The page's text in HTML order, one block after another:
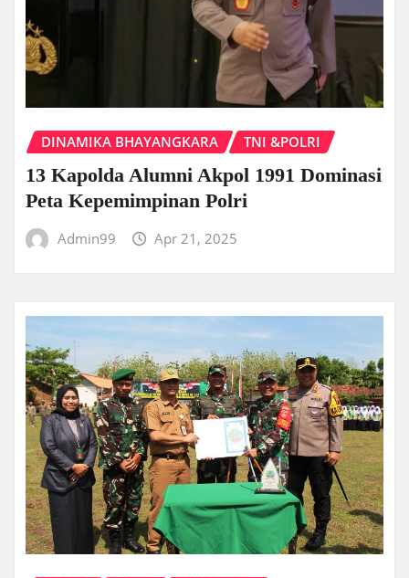
DINAMIKA BHAYANGKARA TNI &POLRI
13 Kapolda Alumni Akpol 1991 Dominasi
Peta Kepemimpinan Polri
Admin99 Apr 21, 2025